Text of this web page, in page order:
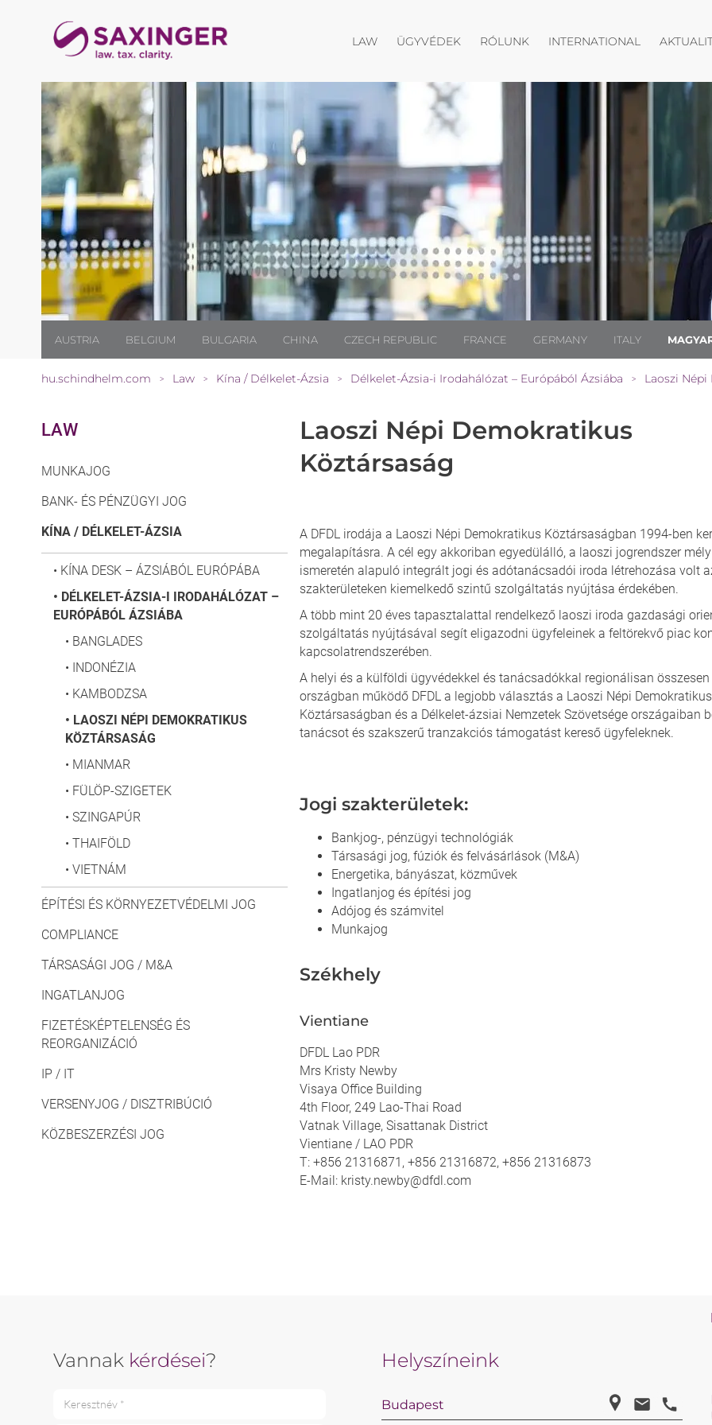
LAWMenü megnyitása
ÜGYVÉDEK RÓLUNK Menü megnyitása
INTERNATIONAL Menü
AUSTRIA BELGIUM BULGARIA CHINA CZECH REPUBLIC FRANCE GERMANY ITALY
hu.schindhelm.com > Law > Kína / Délkelet-Ázsia > Délkelet-Ázsia-i Irodahálózat – Európából Ázsiába > Laoszi
LAW
MUNKAJOG
BANK- ÉS PÉNZÜGYI JOG
KÍNA / DÉLKELET-ÁZSIA
• KÍNA DESK – ÁZSIÁBÓL EURÓPÁBA
• DÉLKELET-ÁZSIA-I IRODAHÁLÓZAT –
EURÓPÁBÓL ÁZSIÁBA
• BANGLADES
• INDONÉZIA
• KAMBODZSA
• LAOSZI NÉPI DEMOKRATIKUS
KÖZTÁRSASÁG
• MIANMAR
• FÜLÖP-SZIGETEK
• SZINGAPÚR
• THAIFÖLD
• VIETNÁM
ÉPÍTÉSI ÉS KÖRNYEZETVÉDELMI JOG
COMPLIANCE
TÁRSASÁGI JOG / M&A
INGATLANJOG
FIZETÉSKÉPTELENSÉG ÉS
REORGANIZÁCIÓ
IP / IT
VERSENYJOG / DISZTRIBÚCIÓ
KÖZBESZERZÉSI JOG
Laoszi Népi Demokratikus
Köztársaság
A DFDL irodája a Laoszi Népi Demokratikus Köztársaságban 1994-ben
megalapításra. A cél egy akkoriban egyedülálló, a laoszi jogrendszer mély
ismeretén alapuló integrált jogi és adótanácsadói iroda létrehozása volt
szakterületeken kiemelkedő szintű szolgáltatás nyújtása érdekében.
A több mint 20 éves tapasztalattal rendelkező laoszi iroda gazdasági
szolgáltatás nyújtásával segít eligazodni ügyfeleinek a feltörekvő piac
kapcsolatrendszerében.
A helyi és a külföldi ügyvédekkel és tanácsadókkal regionálisan
országban működő DFDL a legjobb választás a Laoszi Népi Demokratikus
Köztársaságban és a Délkelet-ázsiai Nemzetek Szövetsége országaiban
tanácsot és szakszerű tranzakciós támogatást kereső ügyfeleknek.
Jogi szakterületek:
Bankjog-, pénzügyi technológiák
Társasági jog, fúziók és felvásárlások (M&A)
Energetika, bányászat, közművek
Ingatlanjog és építési jog
Adójog és számvitel
Munkajog
Székhely
Vientiane
DFDL Lao PDR
Mrs Kristy Newby
Visaya Office Building
4th Floor, 249 Lao-Thai Road
Vatnak Village, Sisattanak District
Vientiane / LAO PDR
T: +856 21316871, +856 21316872, +856 21316873
E-Mail: kristy.newby@dfdl.com
Vannak kérdései?
Keresztnév *
Helyszíneink
Budapest